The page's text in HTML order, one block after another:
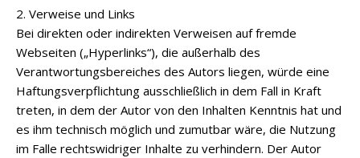
2. Verweise und Links
Bei direkten oder indirekten Verweisen auf fremde
Webseiten („Hyperlinks“), die außerhalb des
Verantwortungsbereiches des Autors liegen, würde eine
Haftungsverpflichtung ausschließlich in dem Fall in Kraft
treten, in dem der Autor von den Inhalten Kenntnis hat und
es ihm technisch möglich und zumutbar wäre, die Nutzung
im Falle rechtswidriger Inhalte zu verhindern. Der Autor